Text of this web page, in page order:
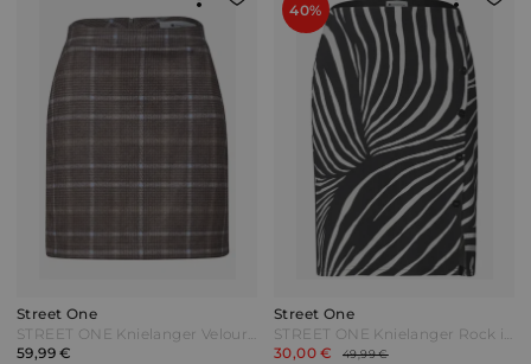
Street One
STREET ONE Knielanger Veloursrock mit Karomuster - silk brown Braun
59,99 €
40%
Street One
STREET ONE Knielanger Rock in Wickel-Optik - Black Schwarz
30,00 €
49,99 €